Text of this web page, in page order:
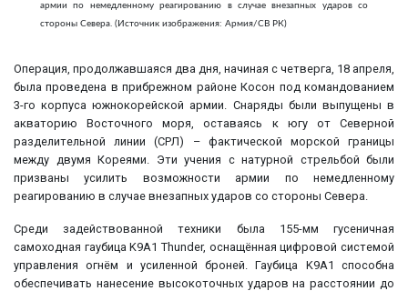
армии по немедленному реагированию в случае внезапных ударов со
стороны Севера. (Источник изображения: Армия/СВ РК)
Операция, продолжавшаяся два дня, начиная с четверга, 18 апреля,
была проведена в прибрежном районе Косон под командованием
3-го корпуса южнокорейской армии. Снаряды были выпущены в
акваторию Восточного моря, оставаясь к югу от Северной
разделительной линии (СРЛ) – фактической морской границы
между двумя Кореями. Эти учения с натурной стрельбой были
призваны усилить возможности армии по немедленному
реагированию в случае внезапных ударов со стороны Севера.
Среди задействованной техники была 155-мм гусеничная
самоходная гаубица K9A1 Thunder, оснащённая цифровой системой
управления огнём и усиленной броней. Гаубица K9A1 способна
обеспечивать нанесение высокоточных ударов на расстоянии до